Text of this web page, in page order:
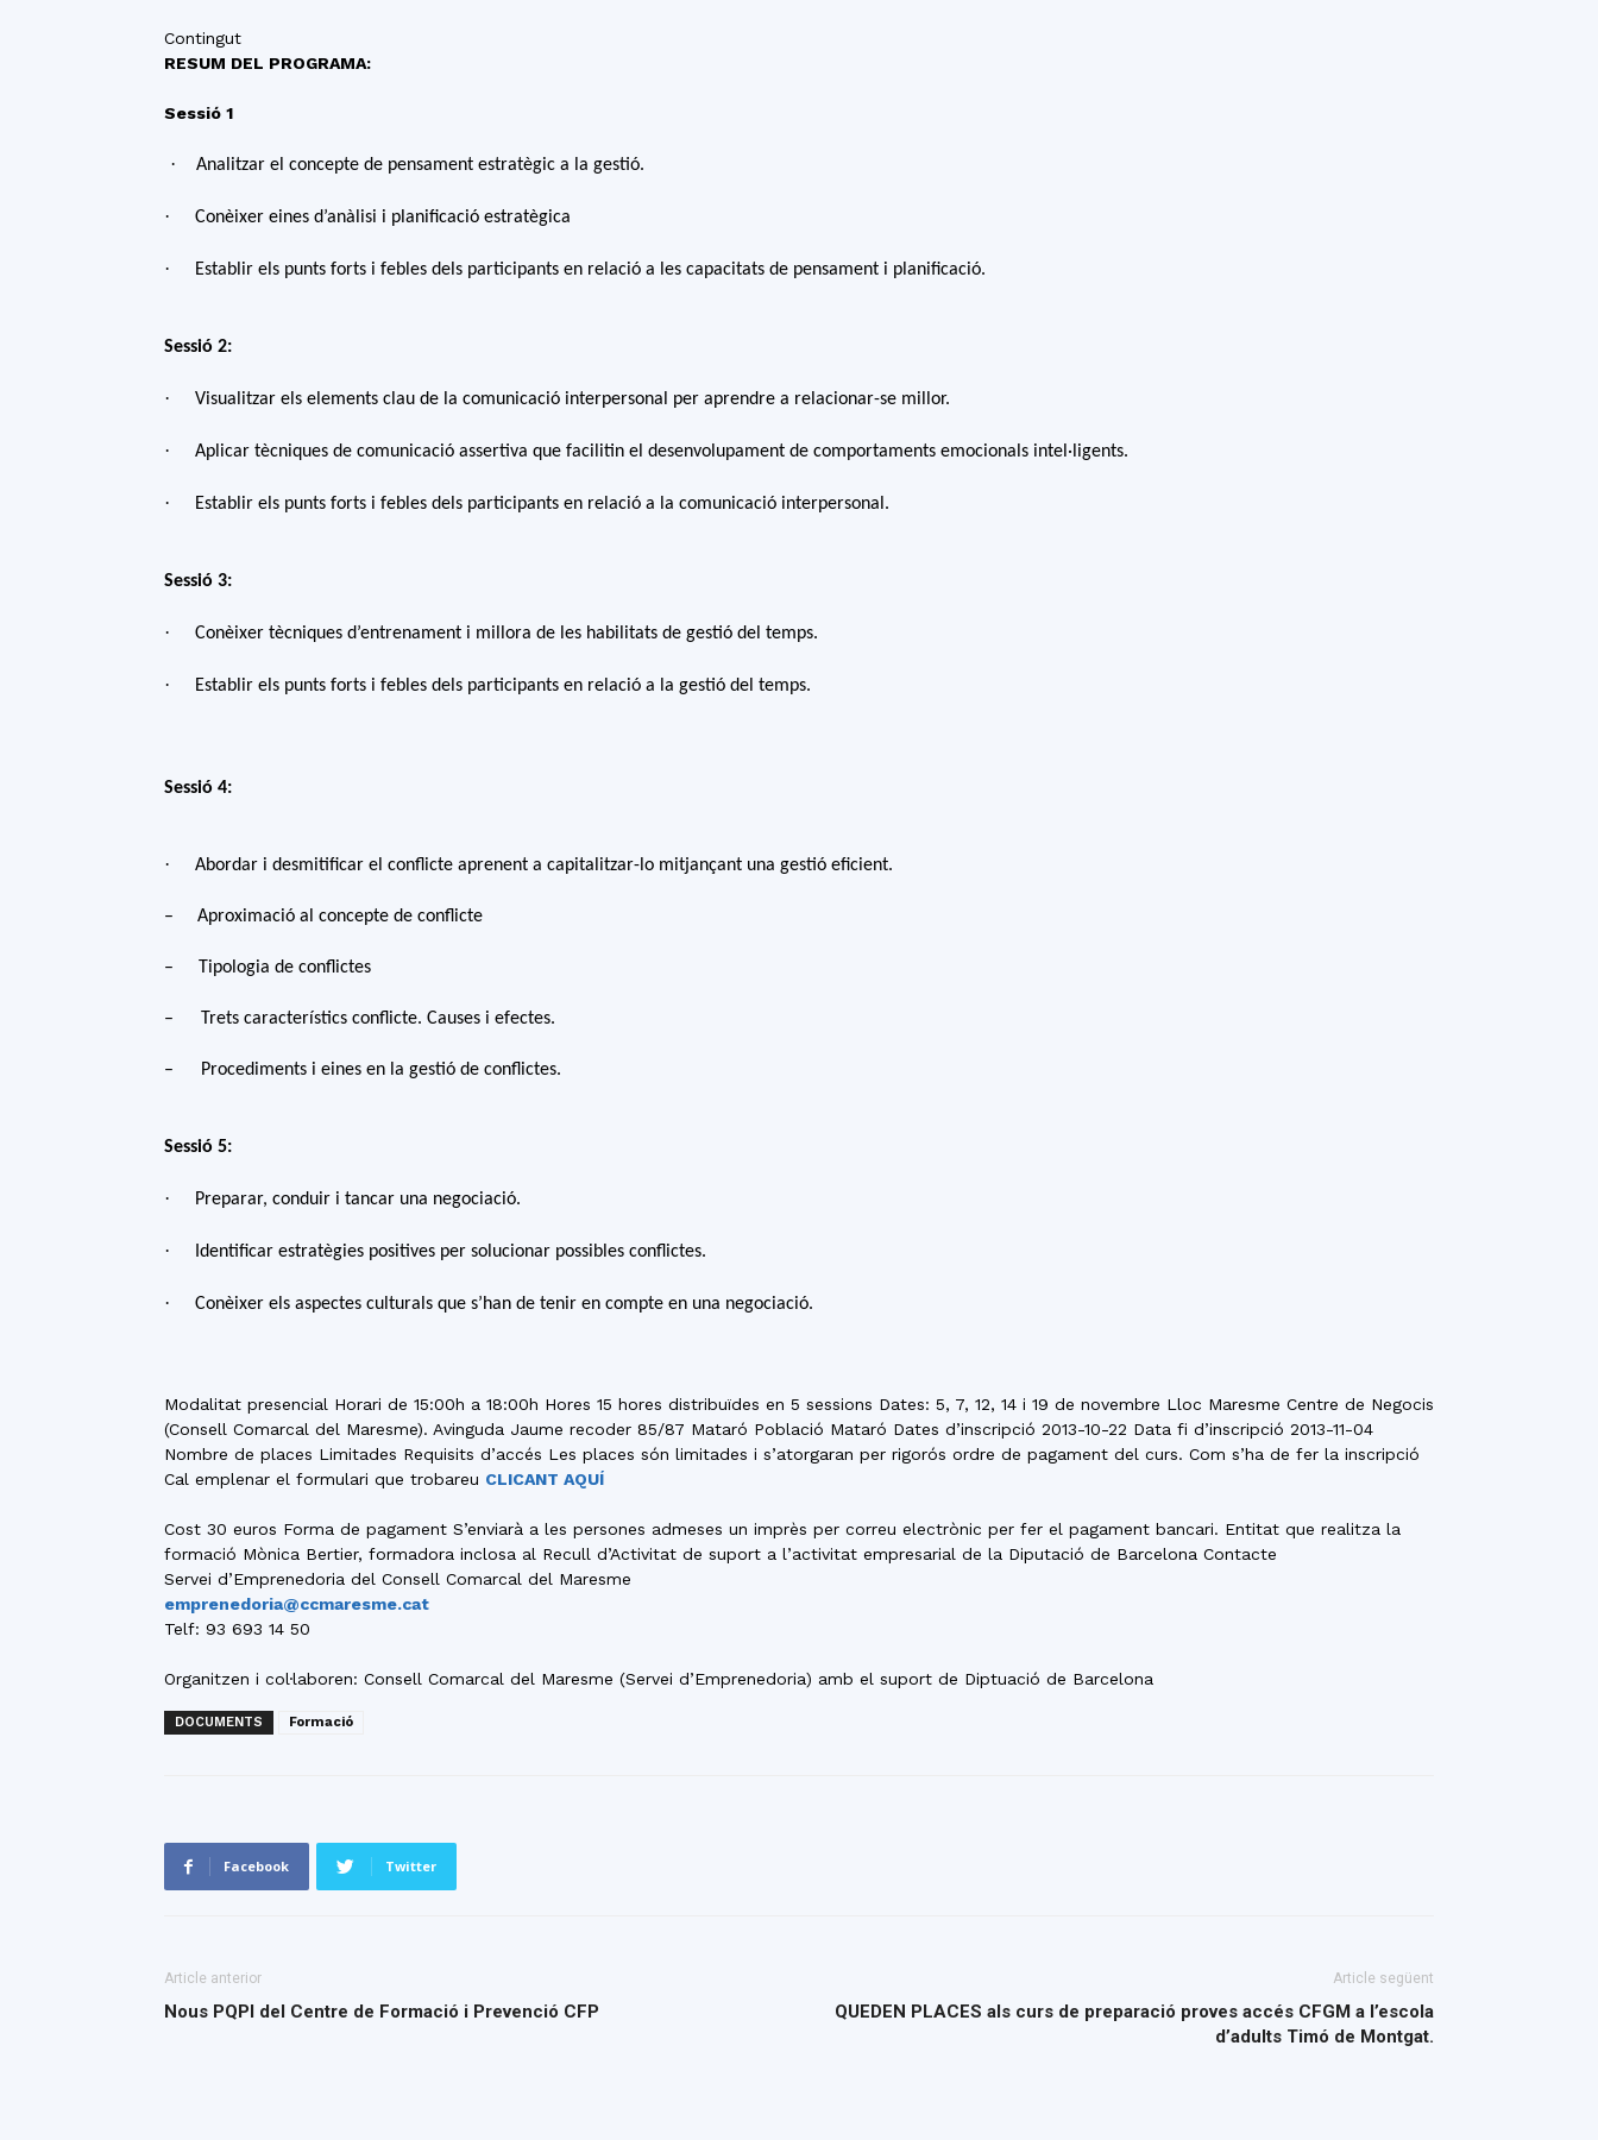
Contingut
RESUM DEL PROGRAMA:
Sessió 1
· Analitzar el concepte de pensament estratègic a la gestió.
· Conèixer eines d’anàlisi i planificació estratègica
· Establir els punts forts i febles dels participants en relació a les capacitats de pensament i planificació.
Sessió 2:
· Visualitzar els elements clau de la comunicació interpersonal per aprendre a relacionar-se millor.
· Aplicar tècniques de comunicació assertiva que facilitin el desenvolupament de comportaments emocionals intel·ligents.
· Establir els punts forts i febles dels participants en relació a la comunicació interpersonal.
Sessió 3:
· Conèixer tècniques d’entrenament i millora de les habilitats de gestió del temps.
· Establir els punts forts i febles dels participants en relació a la gestió del temps.
Sessió 4:
· Abordar i desmitificar el conflicte aprenent a capitalitzar-lo mitjançant una gestió eficient.
– Aproximació al concepte de conflicte
– Tipologia de conflictes
– Trets característics conflicte. Causes i efectes.
– Procediments i eines en la gestió de conflictes.
Sessió 5:
· Preparar, conduir i tancar una negociació.
· Identificar estratègies positives per solucionar possibles conflictes.
· Conèixer els aspectes culturals que s’han de tenir en compte en una negociació.
Modalitat presencial Horari de 15:00h a 18:00h Hores 15 hores distribuïdes en 5 sessions Dates: 5, 7, 12, 14 i 19 de novembre Lloc Maresme Centre de Negocis
(Consell Comarcal del Maresme). Avinguda Jaume recoder 85/87 Mataró Població Mataró Dates d’inscripció 2013-10-22 Data fi d’inscripció 2013-11-04
Nombre de places Limitades Requisits d’accés Les places són limitades i s’atorgaran per rigorós ordre de pagament del curs. Com s’ha de fer la inscripció
Cal emplenar el formulari que trobareu CLICANT AQUÍ
Cost 30 euros Forma de pagament S’enviarà a les persones admeses un imprès per correu electrònic per fer el pagament bancari. Entitat que realitza la
formació Mònica Bertier, formadora inclosa al Recull d’Activitat de suport a l’activitat empresarial de la Diputació de Barcelona Contacte
Servei d’Emprenedoria del Consell Comarcal del Maresme
emprenedoria@ccmaresme.cat
Telf: 93 693 14 50
Organitzen i col·laboren: Consell Comarcal del Maresme (Servei d’Emprenedoria) amb el suport de Diptuació de Barcelona
DOCUMENTS Formació
Facebook Twitter
Article anterior
Nous PQPI del Centre de Formació i Prevenció CFP
Article següent
QUEDEN PLACES als curs de preparació proves accés CFGM a l’escola
d’adults Timó de Montgat.